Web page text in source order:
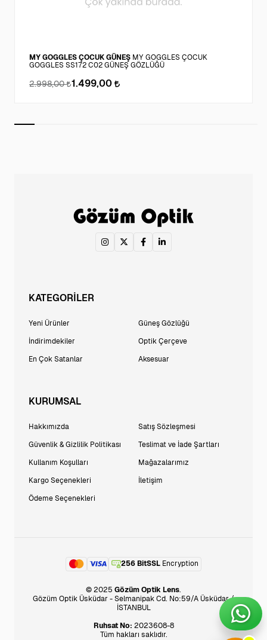
MY GOGGLES ÇOCUK GÜNEŞ MY GOGGLES ÇOCUK
GOGGLES SS172 C02 GÜNEŞ GÖZLÜĞÜ
2.998,00 1.499,00
KATEGORİLER
Yeni Ürünler
İndirimdekiler
En Çok Satanlar
Güneş Gözlüğü
Optik Çerçeve
Aksesuar
KURUMSAL
Hakkımızda
Güvenlik & Gizlilik Politikası
Kullanım Koşulları
Kargo Seçenekleri
Ödeme Seçenekleri
Satış Sözleşmesi
Teslimat ve İade Şartları
Mağazalarımız
İletişim
256 BitSSL Encryption
© 2025 Gözüm Optik Lens.
Gözüm Optik Üsküdar - Selmanipak Cd. No:59/A Üsküdar /
İSTANBUL
Ruhsat No: 2023608-8
Tüm hakları saklıdır.